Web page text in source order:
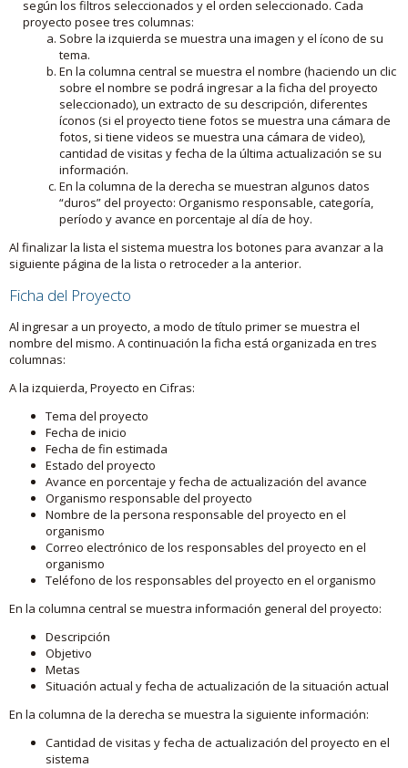
según los filtros seleccionados y el orden seleccionado. Cada
proyecto posee tres columnas:
Sobre la izquierda se muestra una imagen y el ícono de su
tema.
En la columna central se muestra el nombre (haciendo un clic
sobre el nombre se podrá ingresar a la ficha del proyecto
seleccionado), un extracto de su descripción, diferentes
íconos (si el proyecto tiene fotos se muestra una cámara de
fotos, si tiene videos se muestra una cámara de video),
cantidad de visitas y fecha de la última actualización se su
información.
En la columna de la derecha se muestran algunos datos
“duros” del proyecto: Organismo responsable, categoría,
período y avance en porcentaje al día de hoy.
Al finalizar la lista el sistema muestra los botones para avanzar a la
siguiente página de la lista o retroceder a la anterior.
Ficha del Proyecto
Al ingresar a un proyecto, a modo de título primer se muestra el
nombre del mismo. A continuación la ficha está organizada en tres
columnas:
A la izquierda, Proyecto en Cifras:
Tema del proyecto
Fecha de inicio
Fecha de fin estimada
Estado del proyecto
Avance en porcentaje y fecha de actualización del avance
Organismo responsable del proyecto
Nombre de la persona responsable del proyecto en el
organismo
Correo electrónico de los responsables del proyecto en el
organismo
Teléfono de los responsables del proyecto en el organismo
En la columna central se muestra información general del proyecto:
Descripción
Objetivo
Metas
Situación actual y fecha de actualización de la situación actual
En la columna de la derecha se muestra la siguiente información:
Cantidad de visitas y fecha de actualización del proyecto en el
sistema